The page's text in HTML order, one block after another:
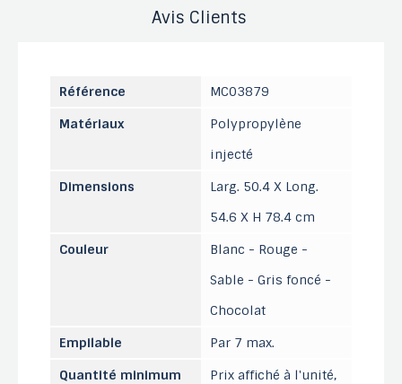
Avis Clients
Référence
MC03879
Matériaux
Polypropylène
injecté
Dimensions
Larg. 50.4 X Long.
54.6 X H 78.4 cm
Couleur
Blanc - Rouge -
Sable - Gris foncé -
Chocolat
Empilable
Par 7 max.
Quantité minimum
Prix affiché à l'unité,